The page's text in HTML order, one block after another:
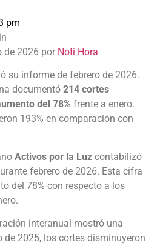
pm
de 2026 por Noti Hora
su informe de febrero de 2026.
documentó 214 cortes
del 78% frente a enero.
193% en comparación con
Activos por la Luz contabilizó
febrero de 2026. Esta cifra
del 78% con respecto a los
interanual mostró una
de 2025, los cortes disminuyeron